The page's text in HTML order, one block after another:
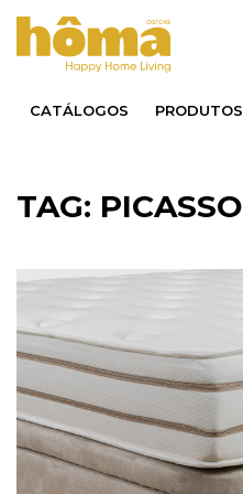
CATÁLOGOS PRODUTOS
TAG: PICASSO